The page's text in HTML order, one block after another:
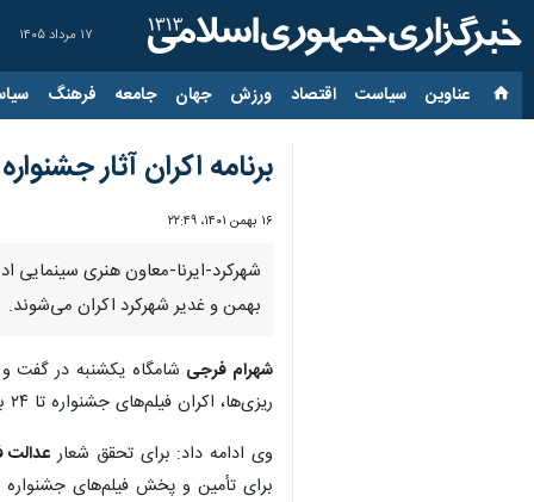
۱۷ مرداد ۱۴۰۵
عناوین‌ سیاست اقتصاد ورزش جهان جامعه فرهنگ
برنامه اکران آثار
۱۶ بهمن ۱۴۰۱، ۲۲:۴۹
بهمن و غدیر شهرکرد اکران می‌شوند.
شهرام فرجی شامگاه یکشنبه در گفت و
ریزی‌ها، اکران فیلم‌های جشنواره تا ۲۴ بهمن ماه در شهرکرد ادامه خواهد داشت.
وی ادامه داد: برای تحقق شعار عدالت
برای تأمین و پخش فیلم‌های جشنواره